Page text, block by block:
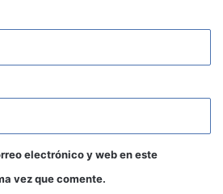
electrónico y web en este
vez que comente.